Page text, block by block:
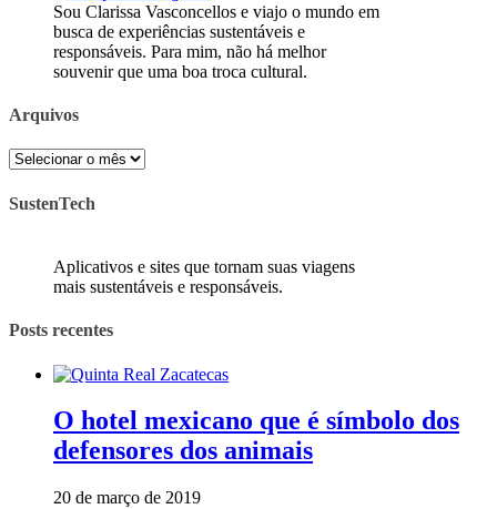
Sou Clarissa Vasconcellos e viajo o mundo em
busca de experiências sustentáveis e
responsáveis. Para mim, não há melhor
souvenir que uma boa troca cultural.
Arquivos
Arquivos
SustenTech
Aplicativos e sites que tornam suas viagens
mais sustentáveis e responsáveis.
Posts recentes
O hotel mexicano que é símbolo dos
defensores dos animais
20 de março de 2019